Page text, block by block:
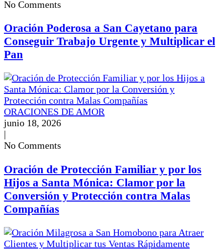
No Comments
Oración Poderosa a San Cayetano para
Conseguir Trabajo Urgente y Multiplicar el
Pan
ORACIONES DE AMOR
junio 18, 2026
|
No Comments
Oración de Protección Familiar y por los
Hijos a Santa Mónica: Clamor por la
Conversión y Protección contra Malas
Compañías